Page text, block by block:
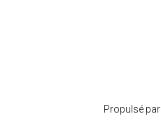
Propulsé par